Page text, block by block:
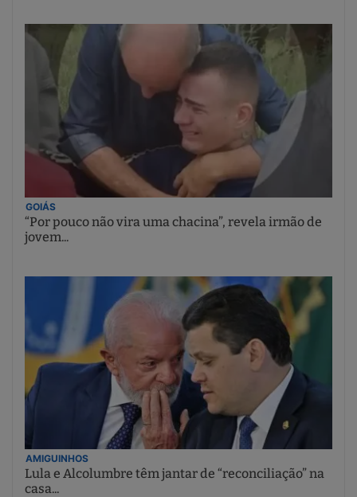
GOIÁS
“Por pouco não vira uma chacina”, revela irmão de
jovem...
AMIGUINHOS
Lula e Alcolumbre têm jantar de “reconciliação” na
casa...